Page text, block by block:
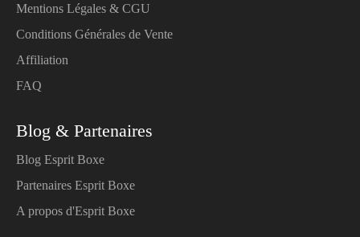
Mentions Légales & CGU
Conditions Générales de Vente
Affiliation
FAQ
Blog & Partenaires
Blog Esprit Boxe
Partenaires Esprit Boxe
A propos d'Esprit Boxe